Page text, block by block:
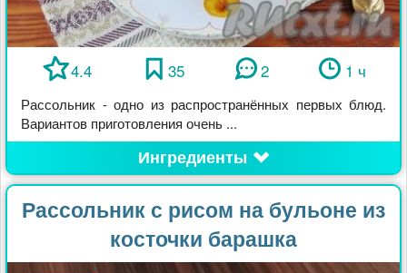
4.4 35 2 1 ч
Рассольник - одно из распространённых первых блюд.
Вариантов приготовления очень ...
Ингредиенты
Рассольник с рисом на бульоне из
косточки барашка